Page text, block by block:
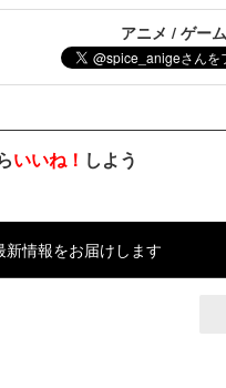
アニメ / ゲー
いいね！ しよう
情報をお届けします